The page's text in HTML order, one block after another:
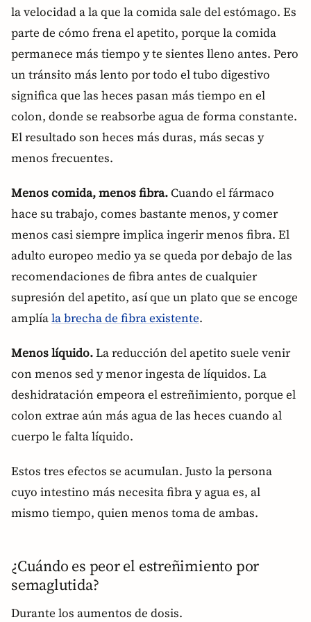
la velocidad a la que la comida sale del estómago. Es
parte de cómo frena el apetito, porque la comida
permanece más tiempo y te sientes lleno antes. Pero
un tránsito más lento por todo el tubo digestivo
significa que las heces pasan más tiempo en el
colon, donde se reabsorbe agua de forma constante.
El resultado son heces más duras, más secas y
menos frecuentes.
Menos comida, menos fibra.Cuando el fármaco
hace su trabajo, comes bastante menos, y comer
menos casi siempre implica ingerir menos fibra. El
adulto europeo medio ya se queda por debajo de las
recomendaciones de fibra antes de cualquier
supresión del apetito, así que un plato que se encoge
amplíala brecha de fibra existente.
Menos líquido.La reducción del apetito suele venir
con menos sed y menor ingesta de líquidos. La
deshidratación empeora el estreñimiento, porque el
colon extrae aún más agua de las heces cuando al
cuerpo le falta líquido.
Estos tres efectos se acumulan. Justo la persona
cuyo intestino más necesita fibra y agua es, al
mismo tiempo, quien menos toma de ambas.
¿Cuándo es peor el estreñimiento por
semaglutida?
Durante los aumentos de dosis.